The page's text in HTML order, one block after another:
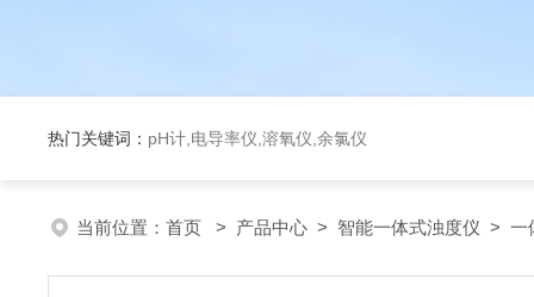
热门关键词： pH计,电导率仪,溶氧仪,余氯仪
当前位置： 首页 > 产品中心 > 智能一体式浊度仪 > 一